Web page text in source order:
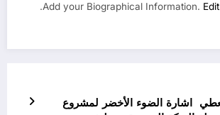
Add your Biographical Information.
النقل تعطي اشارة الضوء الأخضر لمشروع